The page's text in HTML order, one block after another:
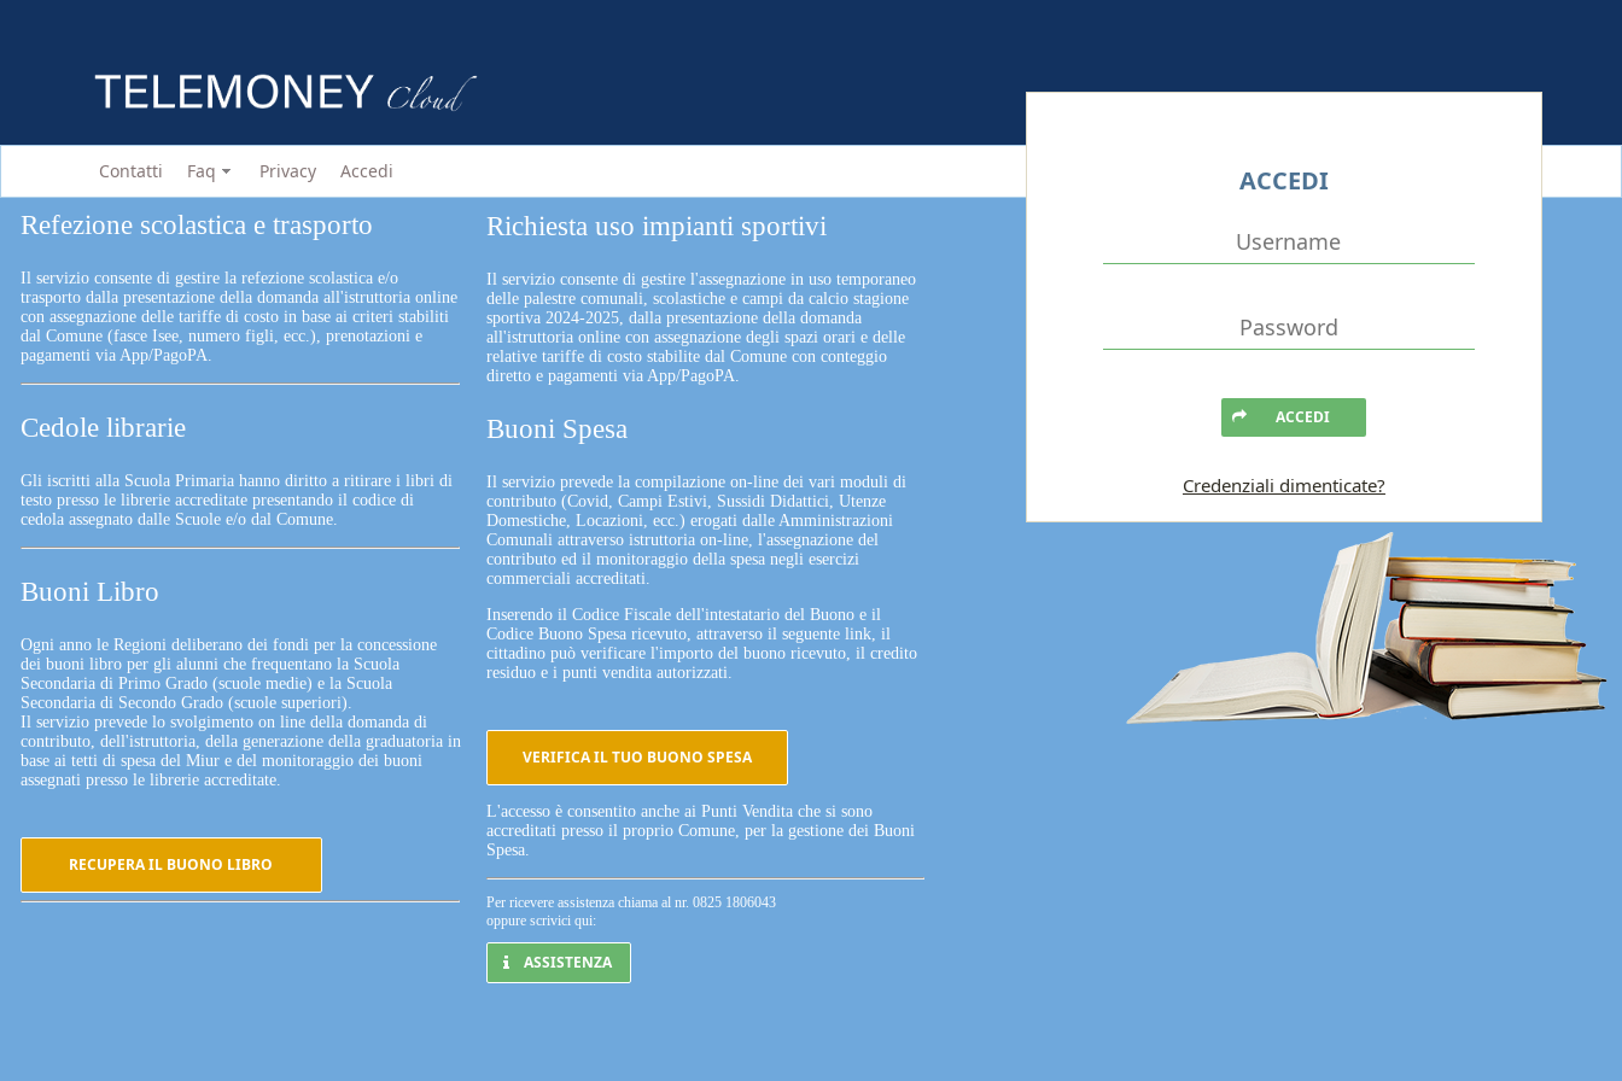
Contatti Faq Privacy Accedi
Refezione scolastica e trasporto
Il servizio consente di gestire la refezione scolastica e/o
trasporto dalla presentazione della domanda all'istruttoria online
con assegnazione delle tariffe di costo in base ai criteri stabiliti
dal Comune (fasce Isee, numero figli, ecc.), prenotazioni e
pagamenti via App/PagoPA.
Cedole librarie
Gli iscritti alla Scuola Primaria hanno diritto a ritirare i libri di
testo presso le librerie accreditate presentando il codice di
cedola assegnato dalle Scuole e/o dal Comune.
Buoni Libro
Ogni anno le Regioni deliberano dei fondi per la concessione
dei buoni libro per gli alunni che frequentano la Scuola
Secondaria di Primo Grado (scuole medie) e la Scuola
Secondaria di Secondo Grado (scuole superiori).
Il servizio prevede lo svolgimento on line della domanda di
contributo, dell'istruttoria, della generazione della graduatoria in
base ai tetti di spesa del Miur e del monitoraggio dei buoni
assegnati presso le librerie accreditate.
RECUPERA IL BUONO LIBRO
Richiesta uso impianti sportivi
Il servizio consente di gestire l'assegnazione in uso temporaneo
delle palestre comunali, scolastiche e campi da calcio stagione
sportiva 2024-2025, dalla presentazione della domanda
all'istruttoria online con assegnazione degli spazi orari e delle
relative tariffe di costo stabilite dal Comune con conteggio
diretto e pagamenti via App/PagoPA.
Buoni Spesa
Il servizio prevede la compilazione on-line dei vari moduli di
contributo (Covid, Campi Estivi, Sussidi Didattici, Utenze
Domestiche, Locazioni, ecc.) erogati dalle Amministrazioni
Comunali attraverso istruttoria on-line, l'assegnazione del
contributo ed il monitoraggio della spesa negli esercizi
commerciali accreditati.
Inserendo il Codice Fiscale dell'intestatario del Buono e il
Codice Buono Spesa ricevuto, attraverso il seguente link, il
cittadino può verificare l'importo del buono ricevuto, il credito
residuo e i punti vendita autorizzati.
VERIFICA IL TUO BUONO SPESA
L'accesso è consentito anche ai Punti Vendita che si sono
accreditati presso il proprio Comune, per la gestione dei Buoni
Spesa.
Per ricevere assistenza chiama al nr. 0825 1806043
oppure scrivici qui:
ASSISTENZA
ACCEDI
ACCEDI
Credenziali dimenticate?